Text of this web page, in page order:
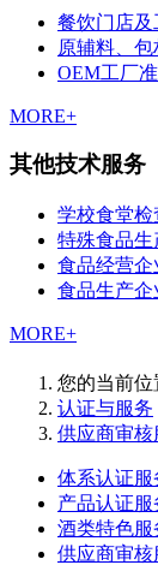
餐饮门店
原辅料、
OEM工厂
MORE+
其他技术服务
学校食堂检
特殊食品
食品经营
食品生产企
MORE+
您的当前位
认证与服务
供应商审核
体系认证服
产品认证服
酒类特色服
供应商审核